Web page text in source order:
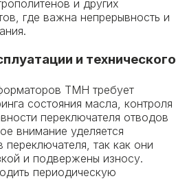
и других
где важна непрерывность и
и технического
ТМН требует
состояния масла, контроля
переключателя отводов
внимание уделяется
переключателя, так как они
и подвержены износу.
периодическую